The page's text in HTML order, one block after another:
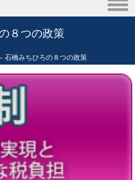
８つの政策
石橋みちひろの８つの政策